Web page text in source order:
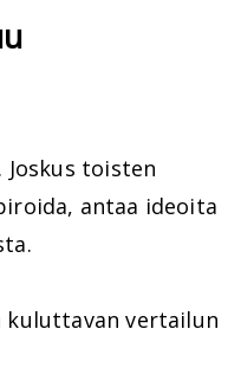
toisten
antaa ideoita
vertailun